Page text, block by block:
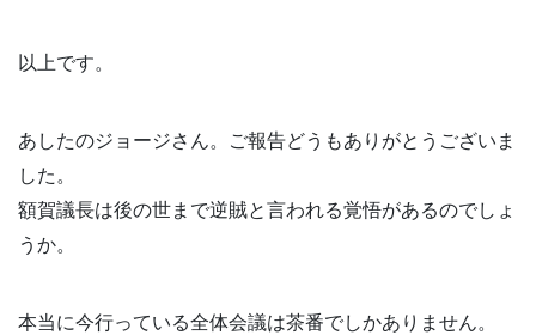
以上です。
あしたのジョージさん。ご報告どうもありがとうございま
した。
額賀議長は後の世まで逆賊と言われる覚悟があるのでしょ
うか。
本当に今行っている全体会議は茶番でしかありません。